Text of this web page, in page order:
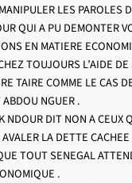
LES PAROLES
QUI A PU DEMONTER
EN MATIERE
TOUJOURS L’AIDE
TAIRE COMME LE CAS
NGUER .
NDOUR DIT NON A CEUX
LA DETTE
TOUT SENEGAL
.